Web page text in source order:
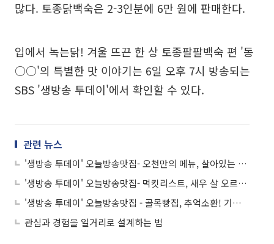
많다. 토종닭백숙은 2-3인분에 6만 원에 판매한다.
입에서 녹는닭! 겨울 뜨끈 한 상 토종팔팔백숙 편 '동
○○'의 특별한 맛 이야기는 6일 오후 7시 방송되는
SBS '생방송 투데이'에서 확인할 수 있다.
관련 뉴스
'생방송 투데이' 오늘방송맛집- 오천만의 메뉴, 살아있는 부드러움! 랍스터 각 피자 맛집 '더○○○○○'…대박 비결은?
'생방송 투데이' 오늘방송맛집- 먹킷리스트, 새우 살 오르는 12월 명품 새우 열전…독도 새우 모둠 & 꽃새우라면 맛집 '꽃○○ ○○○'
'생방송 투데이' 오늘방송맛집 - 골목빵집, 추억소환! 기다림도 즐거운 시장 즉석빵 맛집 '조○○○○'…사라다빵·튀김소보로·팥도넛 대박 비결은?
관심과 경험을 일거리로 설계하는 법